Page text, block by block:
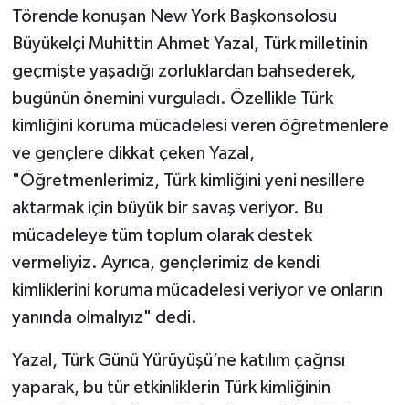
Törende konuşan New York Başkonsolosu
Büyükelçi Muhittin Ahmet Yazal, Türk milletinin
geçmişte yaşadığı zorluklardan bahsederek,
bugünün önemini vurguladı. Özellikle Türk
kimliğini koruma mücadelesi veren öğretmenlere
ve gençlere dikkat çeken Yazal,
"Öğretmenlerimiz, Türk kimliğini yeni nesillere
aktarmak için büyük bir savaş veriyor. Bu
mücadeleye tüm toplum olarak destek
vermeliyiz. Ayrıca, gençlerimiz de kendi
kimliklerini koruma mücadelesi veriyor ve onların
yanında olmalıyız" dedi.
Yazal, Türk Günü Yürüyüşü’ne katılım çağrısı
yaparak, bu tür etkinliklerin Türk kimliğinin